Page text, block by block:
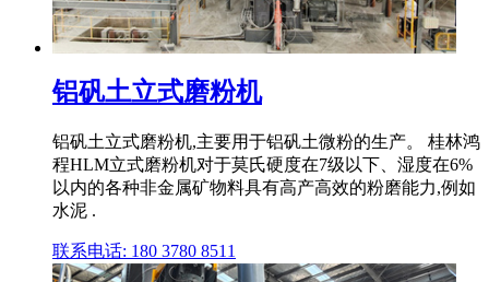
铝矾土立式磨粉机
铝矾土立式磨粉机,主要用于铝矾土微粉的生产。 桂林鸿
程HLM立式磨粉机对于莫氏硬度在7级以下、湿度在6%
以内的各种非金属矿物料具有高产高效的粉磨能力,例如
水泥 .
联系电话: 180 3780 8511